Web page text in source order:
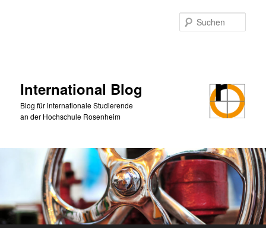
International Blog
Blog für internationale Studierende
an der Hochschule Rosenheim